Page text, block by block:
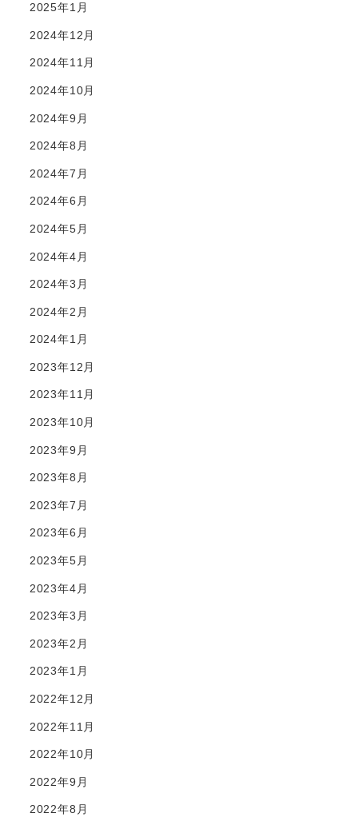
2025年1月
2024年12月
2024年11月
2024年10月
2024年9月
2024年8月
2024年7月
2024年6月
2024年5月
2024年4月
2024年3月
2024年2月
2024年1月
2023年12月
2023年11月
2023年10月
2023年9月
2023年8月
2023年7月
2023年6月
2023年5月
2023年4月
2023年3月
2023年2月
2023年1月
2022年12月
2022年11月
2022年10月
2022年9月
2022年8月